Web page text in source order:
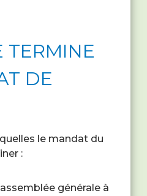
TERMINE
DE
le mandat du
:
générale à